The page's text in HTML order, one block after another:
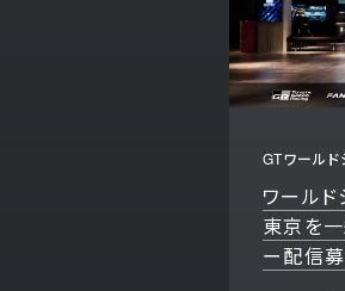
GTワールド
ワール
東京を
ー配信